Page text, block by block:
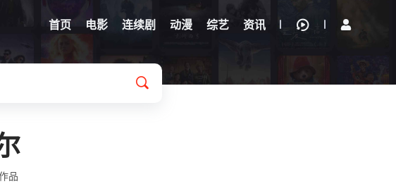
首页 电影 连续剧 动漫 综艺 资讯
品